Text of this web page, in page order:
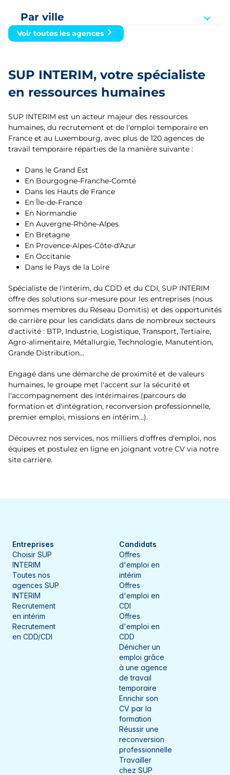
Bretagne
Grand Est
Île-de-France
Normandie
Occitanie
Pays de la Loire
Aisne
Allier
Bouches-du-Rhône
Calvados
Cantal
Côte-d'Or
Doubs
Drôme
Eure
Haut-Rhin
Haute-Marne
Haute-Saône
Ille-et-Vilaine
Isère
Jura
Loire
Loire-Atlantique
Maine-et-Loire
Morbihan
Moselle
Nord
Oise
Orne
Par ville
Amiens
Argentan
Arras
Audincourt
Auxerre
Avignon
Bar-le-Duc
Beaune
Beauvais
Belfort
Besançon
Boulogne-sur-Mer
Bourg-en-Bresse
Cambrai
Châlons-en-Champagne
Champigneulles
Charleville-Mézières
Chaumont
Cherbourg-en-Cotentin
Dieppe
Dijon
Dole
Épernay
Esch-sur-Alzette
Voir toutes les agences
SUP INTERIM, votre spécialiste
en ressources humaines
SUP INTERIM est un acteur majeur des ressources
humaines, du recrutement et de l'emploi temporaire en
France et au Luxembourg, avec plus de 120 agences de
travail temporaire réparties de la manière suivante :
Dans le Grand Est
En Bourgogne-Franche-Comté
Dans les Hauts de France
En Île-de-France
En Normandie
En Auvergne-Rhône-Alpes
En Bretagne
En Provence-Alpes-Côte-d'Azur
En Occitanie
Dans le Pays de la Loire
Spécialiste de l'intérim, du CDD et du CDI, SUP INTERIM
offre des solutions sur-mesure pour les entreprises (nous
sommes membres du Réseau Domitis) et des opportunités
de carrière pour les candidats dans de nombreux secteurs
d'activité : BTP, Industrie, Logistique, Transport, Tertiaire,
Agro-alimentaire, Métallurgie, Technologie, Manutention,
Grande Distribution...
Engagé dans une démarche de proximité et de valeurs
humaines, le groupe met l'accent sur la sécurité et
l'accompagnement des intérimaires (parcours de
formation et d'intégration, reconversion professionnelle,
premier emploi, missions en intérim…).
Découvrez nos services, nos milliers d'offres d'emploi, nos
équipes et postulez en ligne en joignant votre CV via notre
site carrière.
Entreprises
Choisir SUP
INTERIM
Toutes nos
agences SUP
INTERIM
Recrutement
en intérim
Recrutement
en CDD/CDI
Candidats
Offres
d'emploi en
intérim
Offres
d'emploi en
CDI
Offres
d'emploi en
CDD
Dénicher un
emploi grâce
à une agence
de travail
temporaire
Enrichir son
CV par la
formation
Réussir une
reconversion
professionnelle
Travailler
chez SUP